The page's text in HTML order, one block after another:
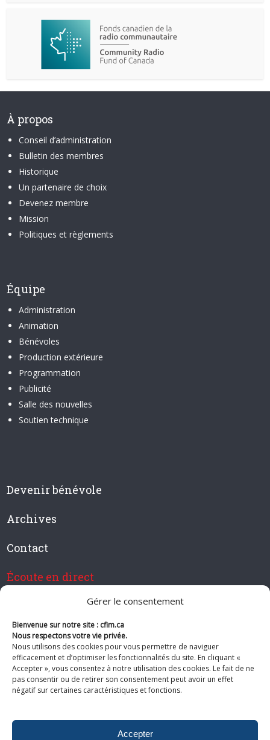
Gérer le consentement
Bienvenue sur notre site : cfim.ca
Nous respectons votre vie privée.
Nous utilisons des cookies pour vous permettre de naviguer
efficacement et d’optimiser les fonctionnalités du site. En cliquant «
Accepter », vous consentez à notre utilisation des cookies. Le fait de ne
pas consentir ou de retirer son consentement peut avoir un effet
négatif sur certaines caractéristiques et fonctions.
Accepter
À propos
Conseil d’administration
Bulletin des membres
Historique
Un partenaire de choix
Devenez membre
Mission
Politiques et règlements
Équipe
Administration
Animation
Bénévoles
Production extérieure
Programmation
Publicité
Salle des nouvelles
Soutien technique
Devenir bénévole
Archives
Contact
Écoute en direct
Devenir membre de CFIM
Suivez-nous